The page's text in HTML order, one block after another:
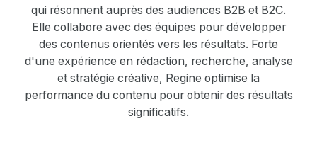
qui résonnent auprès des audiences B2B et B2C.
Elle collabore avec des équipes pour développer
des contenus orientés vers les résultats. Forte
d'une expérience en rédaction, recherche, analyse
et stratégie créative, Regine optimise la
performance du contenu pour obtenir des résultats
significatifs.